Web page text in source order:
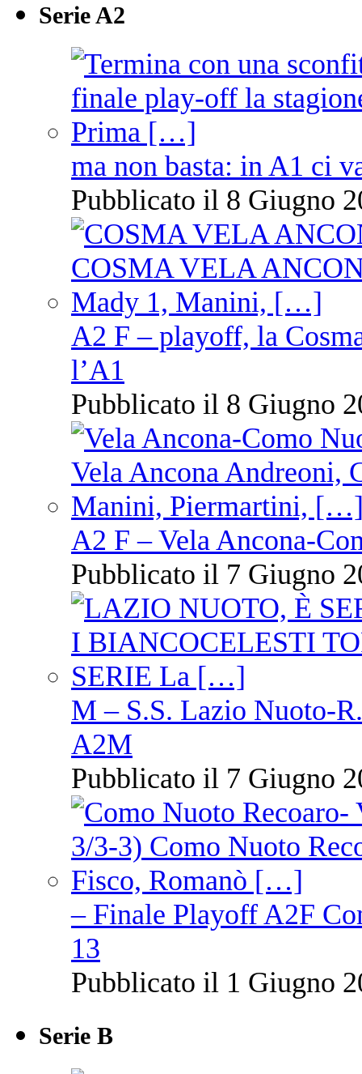
Serie A2
ma non basta: in A1 ci
Pubblicato il 8 Giugno
A2 F – playoff, la
l’A1
Pubblicato il 8 Giugno
A2 F – Vela Ancona-
Pubblicato il 7 Giugno
M – S.S. Lazio Nuoto-
A2M
Pubblicato il 7 Giugno
– Finale Playoff A2F
13
Pubblicato il 1 Giugno
Serie B